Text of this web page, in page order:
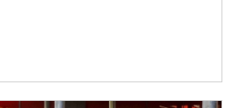
GiFaTex gewinnt den